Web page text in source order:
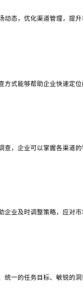
态，优化渠道管理，提升
式能够帮助企业快速定
，企业可以掌握各渠道
业及时调整策略，应对市
一的任务目标、敏锐的